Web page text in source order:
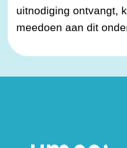
uitnodiging ontvangt,
meedoen aan dit